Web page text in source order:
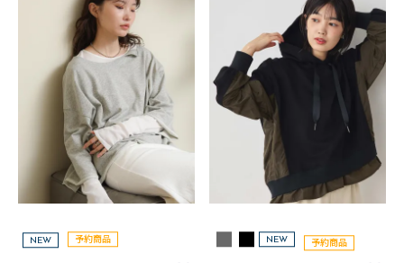
NEW 予約商品 NEW 予約商品